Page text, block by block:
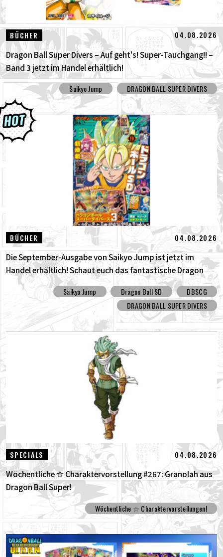
BÜCHER 04.08.2026
Dragon Ball Super Divers – Auf geht's! Super-Tauchgang!! –
Band 3 jetzt im Handel erhältlich!
Saikyo Jump DRAGON BALL SUPER DIVERS
BÜCHER 04.08.2026
Die September-Ausgabe von Saikyo Jump ist jetzt im
Handel erhältlich! Schaut euch das fantastische Dragon
Ball SD Cover und all die tollen Bonusinhalte an!
Saikyo Jump Dragon Ball SD
DBSCG
DRAGON BALL SUPER DIVERS
SPECIALS 04.08.2026
Wöchentliche ☆ Charaktervorstellung #267: Granolah aus
Dragon Ball Super!
Wöchentliche ☆ Charaktervorstellungen!